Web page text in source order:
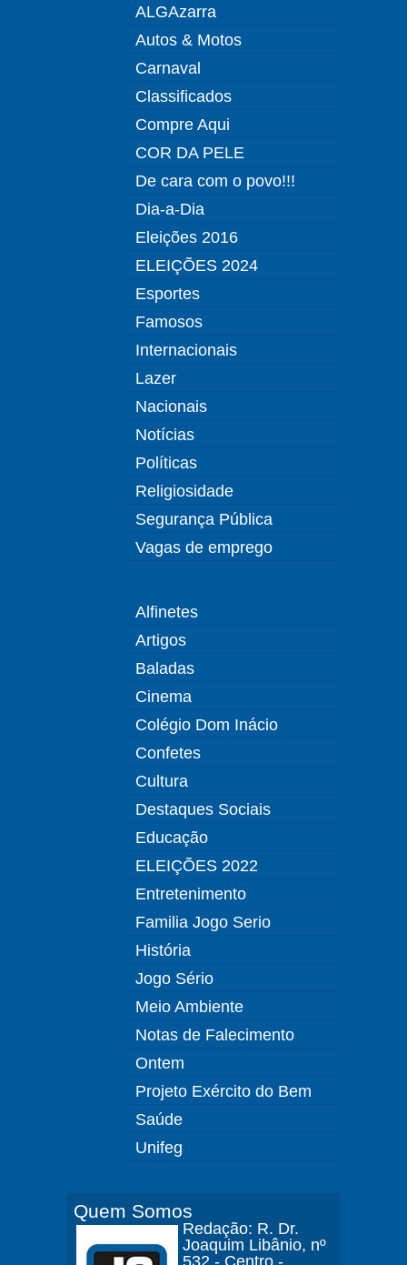
ALGAzarra
Autos & Motos
Carnaval
Classificados
Compre Aqui
COR DA PELE
De cara com o povo!!!
Dia-a-Dia
Eleições 2016
ELEIÇÕES 2024
Esportes
Famosos
Internacionais
Lazer
Nacionais
Notícias
Políticas
Religiosidade
Segurança Pública
Vagas de emprego
Alfinetes
Artigos
Baladas
Cinema
Colégio Dom Inácio
Confetes
Cultura
Destaques Sociais
Educação
ELEIÇÕES 2022
Entretenimento
Familia Jogo Serio
História
Jogo Sério
Meio Ambiente
Notas de Falecimento
Ontem
Projeto Exército do Bem
Saúde
Unifeg
Quem Somos
Redação: R. Dr.
Joaquim Libânio, nº
532 - Centro -